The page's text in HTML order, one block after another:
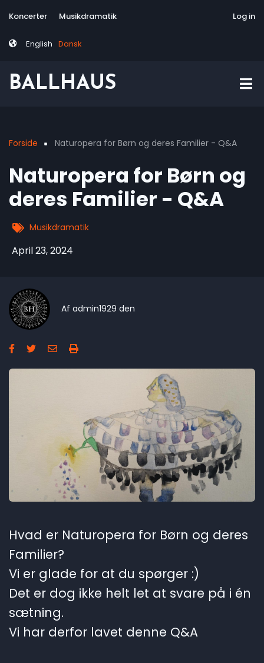
to
content
Tag
Koncerter Musikdramatik Via Artis
English Dansk
Log in
BALLHAUS
Breadcrumb
Forside Naturopera for Børn og deres Familier - Q&A
Naturopera for Børn og
deres Familier - Q&A
Musikdramatik
April 23, 2024
Af admin1929 den
Hvad er Naturopera for Børn og deres
Familier?
Vi er glade for at du spørger :)
Det er dog ikke helt let at svare på i én
sætning.
Vi har derfor lavet denne Q&A